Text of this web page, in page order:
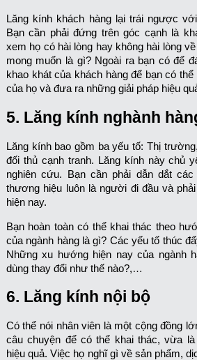
Lăng kính khách hàng lại trái ngược
Bạn cần phải đứng trên góc cạnh là
xem họ có hài lòng hay không hài lòng
mong muốn là gì? Ngoài ra bạn có để
khao khát của khách hàng để bạn có
của họ và đưa ra những giải pháp hiệu
5. Lăng kính nghành
Lăng kính bao gồm ba yếu tố: Thị
đối thủ cạnh tranh. Lăng kính này chủ
nghiên cứu. Bạn cần phải dẫn dắt
thương hiệu luôn là người đi đầu và
hiện nay.
Bạn hoàn toàn có thể khai thác theo
của ngành hàng là gì? Các yếu tố thúc
Những xu hướng hiện nay của ngành
dùng thay đổi như thế nào?,…
6. Lăng kính nội bộ
Có thể nói nhân viên là một cộng đồng
câu chuyện để có thể khai thác, vừa
hiệu quả. Việc họ nghĩ gì về sản phẩm,